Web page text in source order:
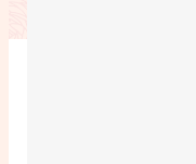
Astuces